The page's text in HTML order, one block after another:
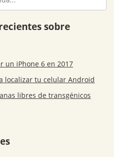
sobre
un iPhone 6 en 2017
localizar tu celular Android
libres de transgénicos